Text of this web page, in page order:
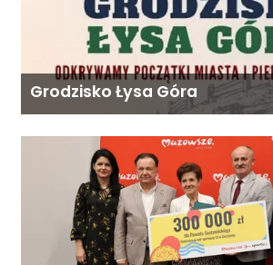
Grodzisko Łysa Góra